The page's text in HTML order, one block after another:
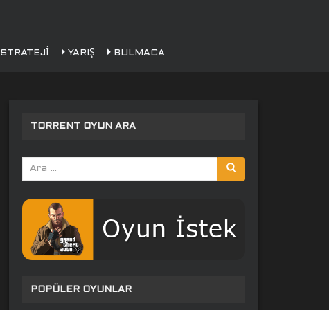
STRATEJI YARIŞ BULMACA
TORRENT OYUN ARA
Arama
yap:
POPÜLER OYUNLAR